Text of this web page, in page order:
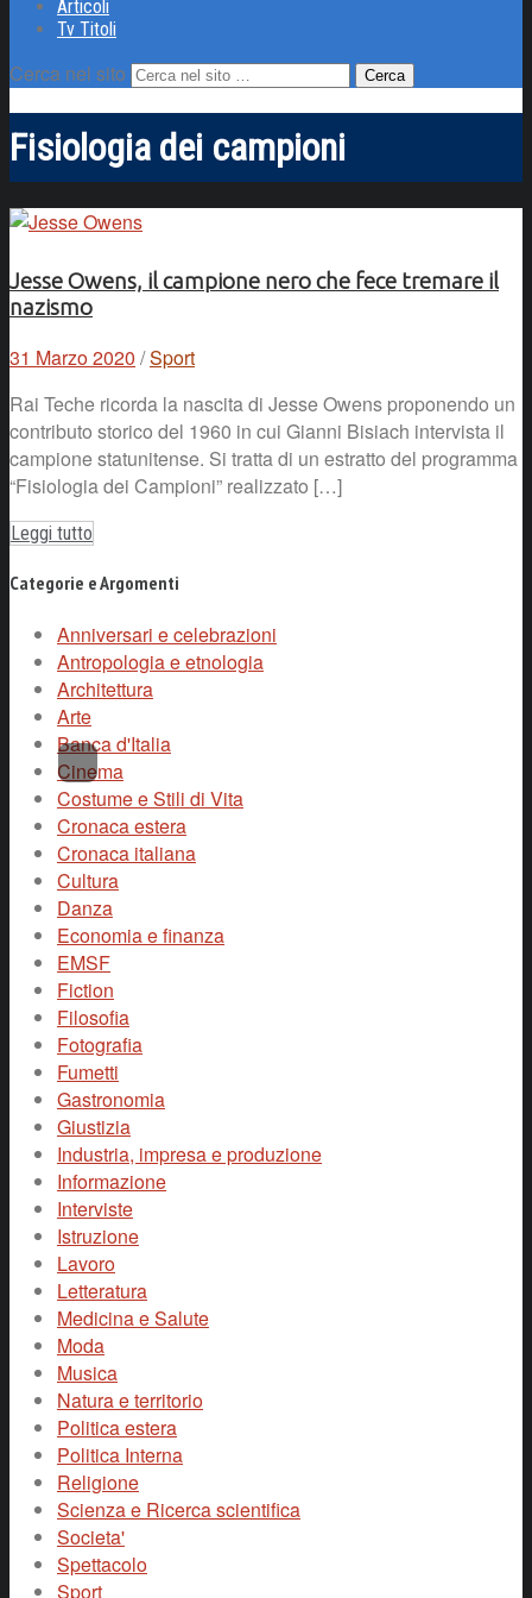
Articoli
Tv Titoli
Cerca nel sito
Fisiologia dei campioni
Jesse Owens, il campione nero che fece tremare il
nazismo
31 Marzo 2020 /Sport
Rai Teche ricorda la nascita di Jesse Owens proponendo un
contributo storico del 1960 in cui Gianni Bisiach intervista il
campione statunitense. Si tratta di un estratto del programma
“Fisiologia dei Campioni” realizzato […]
Leggi tutto
Categorie e Argomenti
Anniversari e celebrazioni
Antropologia e etnologia
Architettura
Arte
Banca d'Italia
Cinema
Costume e Stili di Vita
Cronaca estera
Cronaca italiana
Cultura
Danza
Economia e finanza
EMSF
Fiction
Filosofia
Fotografia
Fumetti
Gastronomia
Giustizia
Industria, impresa e produzione
Informazione
Interviste
Istruzione
Lavoro
Letteratura
Medicina e Salute
Moda
Musica
Natura e territorio
Politica estera
Politica Interna
Religione
Scienza e Ricerca scientifica
Societa'
Spettacolo
Sport